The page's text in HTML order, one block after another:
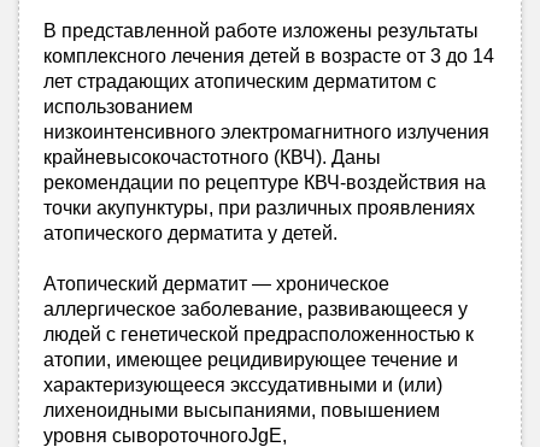
В представленной работе изложены результаты
комплексного лечения детей в возрасте от 3 до 14
лет страдающих атопическим дерматитом с
использованием
низкоинтенсивного электромагнитного излучения
крайневысокочастотного (КВЧ). Даны
рекомендации по рецептуре КВЧ-воздействия на
точки акупунктуры, при различных проявлениях
атопического дерматита у детей.
Атопический дерматит — хроническое
аллергическое заболевание, развивающееся у
людей с генетической предрасположенностью к
атопии, имеющее рецидивирующее течение и
характеризующееся экссудативными и (или)
лихеноидными высыпаниями, повышением
уровня сывороточногоJgE,